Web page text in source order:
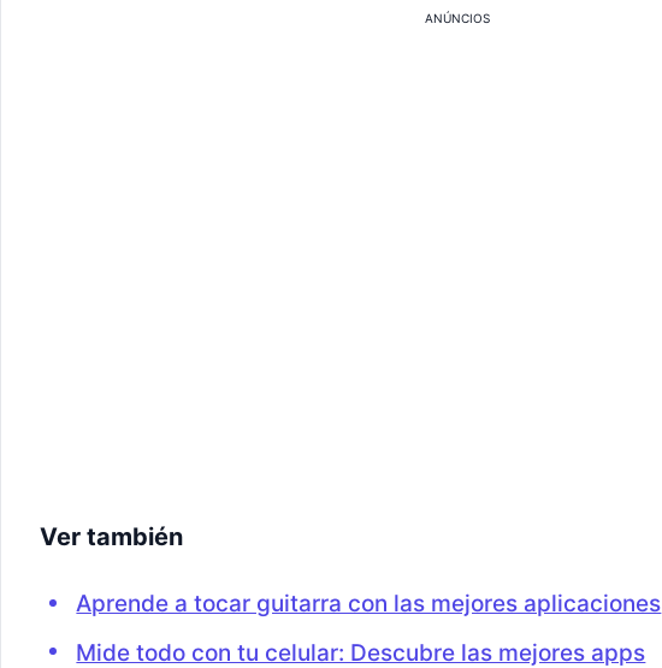
ANÚNCIOS
Ver también
Aprende a tocar guitarra con las mejores aplicaciones
Mide todo con tu celular: Descubre las mejores apps